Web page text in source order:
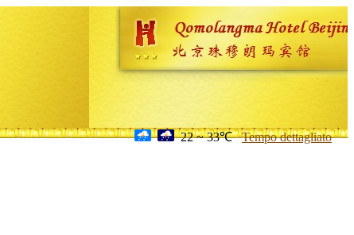
22 ~ 33℃ Tempo dettagliato